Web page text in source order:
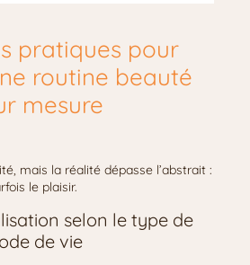
pratiques pour
routine beauté
mesure
mais la réalité dépasse l’abstrait :
le plaisir.
selon le type de
de vie